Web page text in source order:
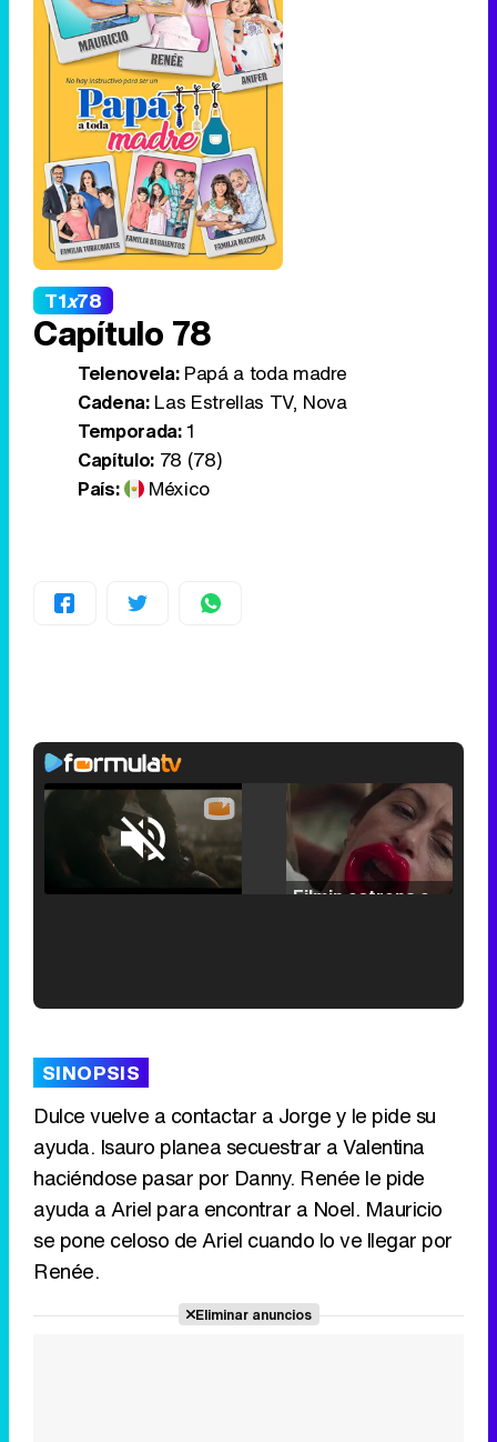
T1x78
Capítulo 78
Telenovela:Papá a toda madre
Cadena:Las Estrellas TV, Nova
Temporada:1
Capítulo:78 (78)
País:
México
Unmute /
Loaded:
25.30%
SINOPSIS
Dulce vuelve a contactar a Jorge y le pide su
ayuda. Isauro planea secuestrar a Valentina
haciéndose pasar por Danny. Renée le pide
ayuda a Ariel para encontrar a Noel. Mauricio
se pone celoso de Ariel cuando lo ve llegar por
Renée.
Eliminar anuncios